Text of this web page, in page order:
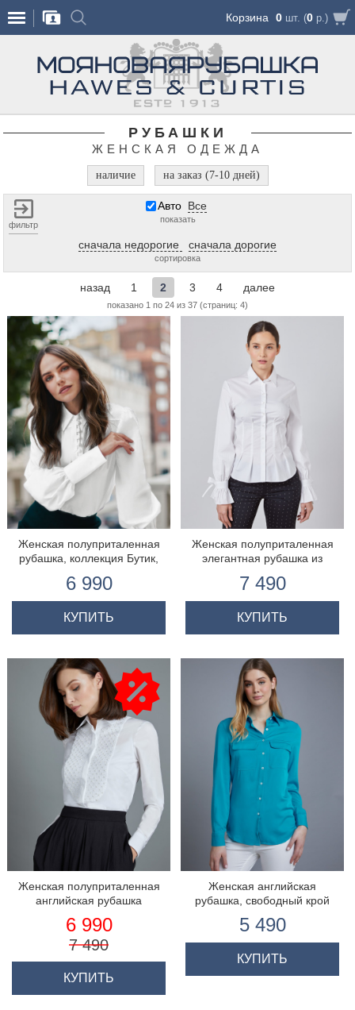
Корзина 0 шт. (0 р.)
РУБАШКИ
ЖЕНСКАЯ ОДЕЖДА
наличие на заказ (7-10 дней)
фильтр
Авто Все
показать
сначала недорогие сначала дорогие
сортировка
назад 1 2 3 4 далее
показано 1 по 24 из 37 (страниц: 4)
Женская полуприталенная
рубашка, коллекция Бутик,
6 990
КУПИТЬ
Женская полуприталенная
элегантная рубашка из
хлопка, коллекция Бутик
7 490
КУПИТЬ
Женская полуприталенная
английская рубашка
6 990
7 490
КУПИТЬ
Женская английская
рубашка, свободный крой
5 490
КУПИТЬ